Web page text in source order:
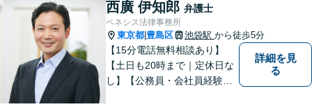
くサポートさせていただきま
す。【フランス語対応可能】
西廣 伊知郎 弁護士
ベネシス法律事務所
東京都 豊島区 池袋駅 から徒歩5分
【15分電話無料相談あり】
【土日も20時まで｜定休日な
し】【公務員・会社員経験あ
詳細を見
る